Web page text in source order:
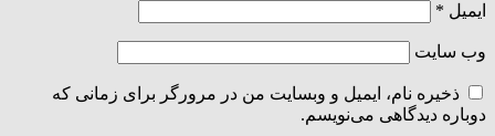
ایمیل *
وب‌ سایت
ذخیره نام، ایمیل و وبسایت من در مرورگر برای زمانی که
دوباره دیدگاهی می‌نویسم.